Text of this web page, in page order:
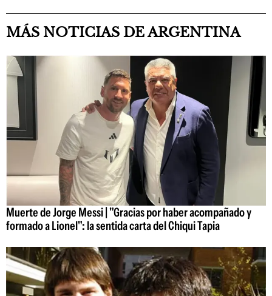
MÁS NOTICIAS DE ARGENTINA
Muerte de Jorge Messi | "Gracias por haber acompañado y
formado a Lionel": la sentida carta del Chiqui Tapia